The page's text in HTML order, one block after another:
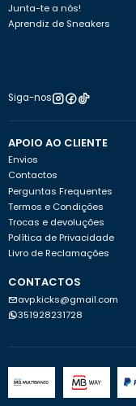
Junta-te a nós!
Aprendiz de Sneakers
Siga-nos
APOIO AO CLIENTE
Envios
Contactos
Perguntas Frequentes
Termos e Condições
Trocas e devoluções
Política de Privacidade
Livro de Reclamações
CONTACTOS
avp.kicks@gmail.com
351928231728